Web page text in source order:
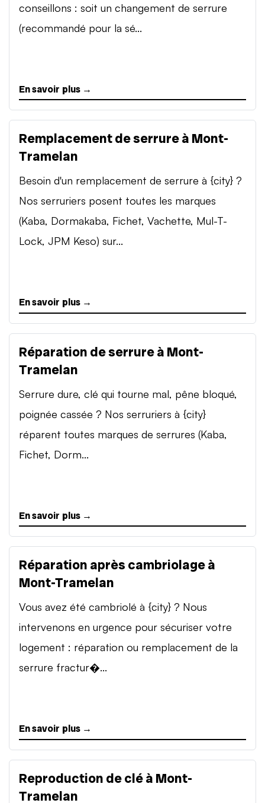
conseillons : soit un changement de serrure
(recommandé pour la sé...
En savoir plus →
Remplacement de serrure à Mont-
Tramelan
Besoin d'un remplacement de serrure à {city} ?
Nos serruriers posent toutes les marques
(Kaba, Dormakaba, Fichet, Vachette, Mul-T-
Lock, JPM Keso) sur...
En savoir plus →
Réparation de serrure à Mont-
Tramelan
Serrure dure, clé qui tourne mal, pêne bloqué,
poignée cassée ? Nos serruriers à {city}
réparent toutes marques de serrures (Kaba,
Fichet, Dorm...
En savoir plus →
Réparation après cambriolage à
Mont-Tramelan
Vous avez été cambriolé à {city} ? Nous
intervenons en urgence pour sécuriser votre
logement : réparation ou remplacement de la
serrure fractur�...
En savoir plus →
Reproduction de clé à Mont-
Tramelan